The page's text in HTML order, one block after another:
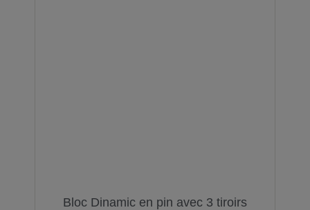
Bloc Dinamic en pin avec 3 tiroirs